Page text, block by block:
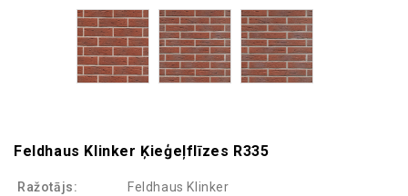
Feldhaus Klinker Ķieģeļflīzes R335
Ražotājs:
Feldhaus Klinker